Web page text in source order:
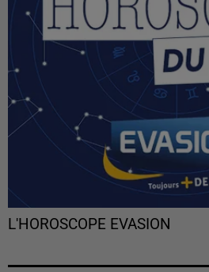
L'HOROSCOPE EVASION